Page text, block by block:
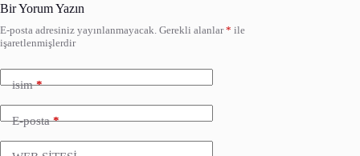
Bir Yorum Yazın
E-posta adresiniz yayınlanmayacak. Gerekli alanlar* ile
işaretlenmişlerdir
isim*
E-posta*